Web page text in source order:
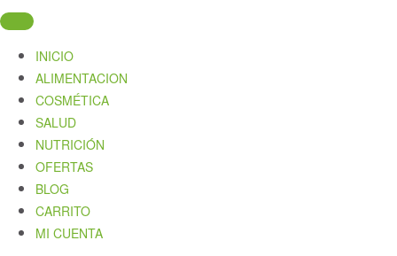
INICIO
ALIMENTACION
COSMÉTICA
SALUD
NUTRICIÓN
OFERTAS
BLOG
CARRITO
MI CUENTA